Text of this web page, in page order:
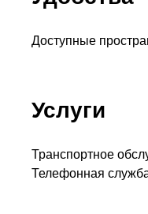
Доступные
Услуги
Транспортное
Телефонная